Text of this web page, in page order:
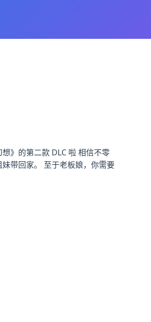
》的第二款 DLC 啦 相信不零
带回家。 至于老板娘，你需要